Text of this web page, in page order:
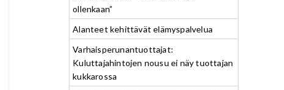
ollenkaan”
Alanteet kehittävät elämyspalvelua
Varhaisperunantuottajat:
Kuluttajahintojen nousu ei näy tuottajan
kukkarossa